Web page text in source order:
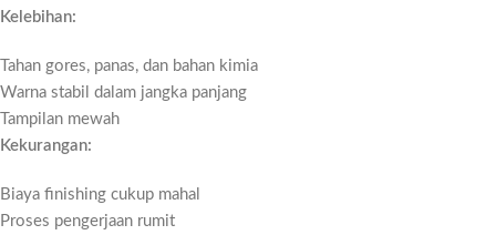
Kelebihan:
Tahan gores, panas, dan bahan kimia
Warna stabil dalam jangka panjang
Tampilan mewah
Kekurangan:
Biaya finishing cukup mahal
Proses pengerjaan rumit